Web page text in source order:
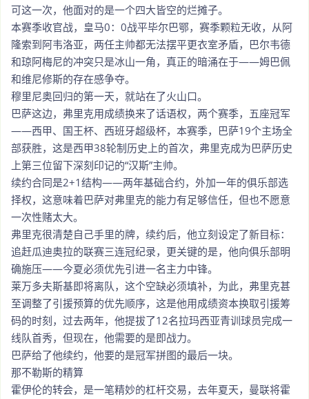
可这一次，他面对的是一个四大皆空的烂摊子。
本赛季收官战，皇马0：0战平毕尔巴鄂，赛季颗粒无收，从阿
隆索到阿韦洛亚，两任主帅都无法摆平更衣室矛盾，巴尔韦德
和琼阿梅尼的冲突只是冰山一角，真正的暗涌在于——姆巴佩
和维尼修斯的存在感争夺。
穆里尼奥回归的第一天，就站在了火山口。
巴萨这边，弗里克用成绩换来了话语权，两个赛季，五座冠军
——西甲、国王杯、西班牙超级杯，本赛季，巴萨19个主场全
部获胜，这是西甲38轮制历史上的首次，弗里克成为巴萨历史
上第三位留下深刻印记的“汉斯”主帅。
续约合同是2+1结构——两年基础合约，外加一年的俱乐部选
择权，这意味着巴萨对弗里克的能力有足够信任，但也不愿意
一次性赌太大。
弗里克很清楚自己手里的牌，续约后，他立刻设定了新目标：
追赶瓜迪奥拉的联赛三连冠纪录，更关键的是，他向俱乐部明
确施压——今夏必须优先引进一名主力中锋。
莱万多夫斯基即将离队，这个空缺必须填补，为此，弗里克甚
至调整了引援预算的优先顺序，这是他用成绩资本换取引援筹
码的时刻，过去两年，他提拔了12名拉玛西亚青训球员完成一
线队首秀，但现在，他需要的是即战力。
巴萨给了他续约，他要的是冠军拼图的最后一块。
那不勒斯的精算
霍伊伦的转会，是一笔精妙的杠杆交易，去年夏天，曼联将霍